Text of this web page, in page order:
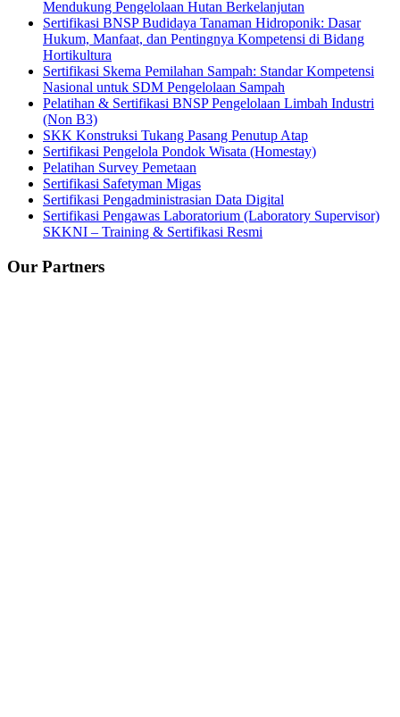
Mendukung Pengelolaan Hutan Berkelanjutan
Sertifikasi BNSP Budidaya Tanaman Hidroponik: Dasar
Hukum, Manfaat, dan Pentingnya Kompetensi di Bidang
Hortikultura
Sertifikasi Skema Pemilahan Sampah: Standar Kompetensi
Nasional untuk SDM Pengelolaan Sampah
Pelatihan & Sertifikasi BNSP Pengelolaan Limbah Industri
(Non B3)
SKK Konstruksi Tukang Pasang Penutup Atap
Sertifikasi Pengelola Pondok Wisata (Homestay)
Pelatihan Survey Pemetaan
Sertifikasi Safetyman Migas
Sertifikasi Pengadministrasian Data Digital
Sertifikasi Pengawas Laboratorium (Laboratory Supervisor)
SKKNI – Training & Sertifikasi Resmi
Our Partners